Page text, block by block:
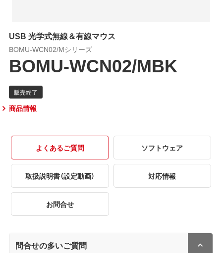
USB 光学式無線＆有線マウス
BOMU-WCN02/Mシリーズ
BOMU-WCN02/MBK
商品情報
よくあるご質問 ソフトウェア
取扱説明書（設定動画） 対応情報
お問合せ
問合せの多いご質問